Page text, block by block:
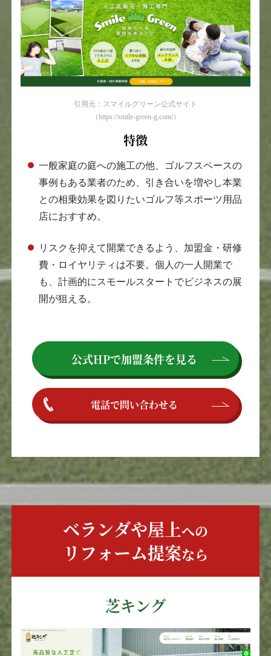
引用元：スマイルグリーン公式サイト
（https://smile-green-g.com/）
特徴
一般家庭の庭への施工の他、ゴルフスペースの
事例もある業者のため、引き合いを増やし本業
との相乗効果を図りたいゴルフ等スポーツ用品
店におすすめ。
リスクを抑えて開業できるよう、加盟金・研修
費・ロイヤリティは不要。個人の一人開業で
も、計画的にスモールスタートでビジネスの展
開が狙える。
公式HPで加盟条件を見る
電話で問い合わせる
ベランダや屋上への
リフォーム提案なら
芝キング